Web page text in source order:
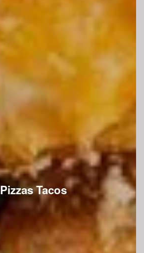
Pizzas Tacos